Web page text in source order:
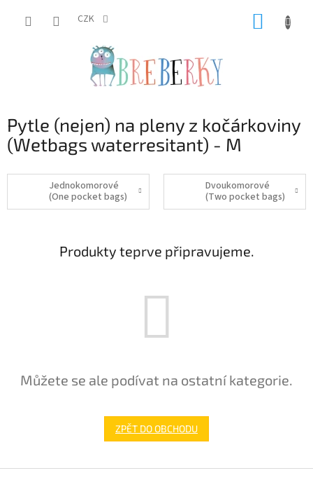
CZK
Pytle (nejen) na pleny z kočárkoviny
(Wetbags waterresitant) - M
Jednokomorové
(One pocket bags)
Dvoukomorové
(Two pocket bags)
Produkty teprve připravujeme.
Můžete se ale podívat na ostatní kategorie.
ZPĚT DO OBCHODU